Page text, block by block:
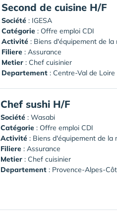
Second de cuisine H/F
Société : IGESA
Catégorie : Offre emploi CDI
Activité : Biens d'équipement de la
Filiere : Assurance
Metier : Chef cuisinier
Departement : Centre-Val de Loire
Chef sushi H/F
Société : Wasabi
Catégorie : Offre emploi CDI
Activité : Biens d'équipement de la
Filiere : Assurance
Metier : Chef cuisinier
Departement : Provence-Alpes-